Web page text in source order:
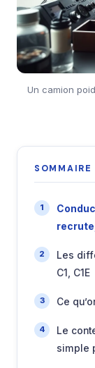
Un camion
SOMMAIRE
Les
C1, C1E
Ce
Le
simple